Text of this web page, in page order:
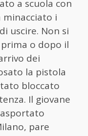
a scuola con
minacciato i
uscire. Non si
o dopo il
dei
la pistola
bloccato
Il giovane
pare